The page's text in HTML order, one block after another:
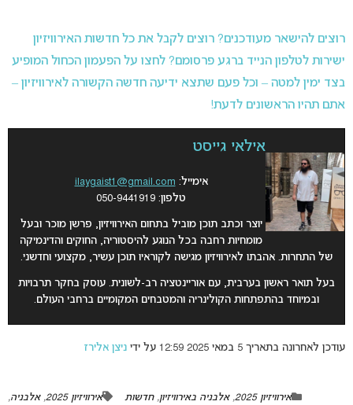
רוצים להישאר מעודכנים? רוצים לקבל את כל חדשות האירוויזיון
ישירות לטלפון הנייד ברגע פרסומם? לחצו על הפעמון הכחול המופיע
בצד ימין למטה – וכל פעם שתצא ידיעה חדשה הקשורה לאירוויזיון –
אתם תהיו הראשונים לדעת!
אילאי גייסט
אימייל: ilaygaist1@gmail.com
טלפון: 050-9441919
יוצר וכתב תוכן מוביל בתחום האירוויזיון, פרשן מוכר ובעל
מומחיות רחבה בכל הנוגע להיסטוריה, החוקים והדינמיקה
של התחרות. אהבתו לאירוויזיון מגישה לקוראיו תוכן עשיר, מקצועי וחדשני.
בעל תואר ראשון בערבית, עם אוריינטציה רב-לשונית. עוסק בחקר תרבויות
ובמיוחד בהתפתחות הקולינריה והמטבחים המקומיים ברחבי העולם.
עודכן לאחרונה בתאריך 5 במאי 2025 12:59 על ידי ניצן אלירז
אירוויזיון 2025 ,אלבניה באירוויזיון,חדשות אירוויזיון 2025 ,אלבניה,